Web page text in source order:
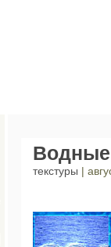
текстуры |